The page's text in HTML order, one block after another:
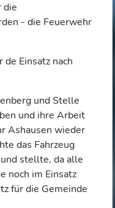
die
- die Feuerwehr
Einsatz nach
und Stelle
und ihre Arbeit
Ashausen wieder
das Fahrzeug
stellte, da alle
noch im Einsatz
für die Gemeinde